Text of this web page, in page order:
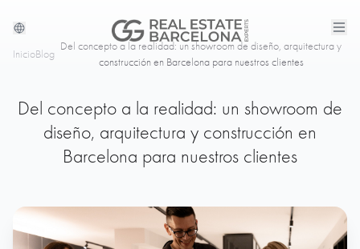
InicioBlog
Del concepto a la realidad: un showroom de diseño, arquitectura y
construcción en Barcelona para nuestros clientes
Del concepto a la realidad: un showroom de
diseño, arquitectura y construcción en
Barcelona para nuestros clientes